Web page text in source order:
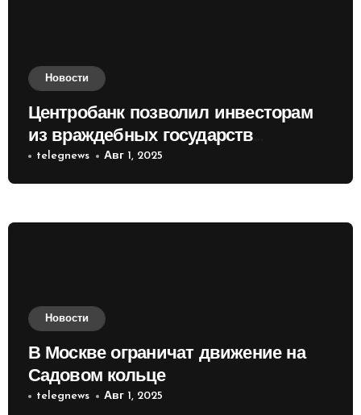
Новости
Центробанк позволил инвесторам
из враждебных государств
приобретать валюту
telegnews Авг 1, 2025
Новости
В Москве ограничат движение на
Садовом кольце
telegnews Авг 1, 2025